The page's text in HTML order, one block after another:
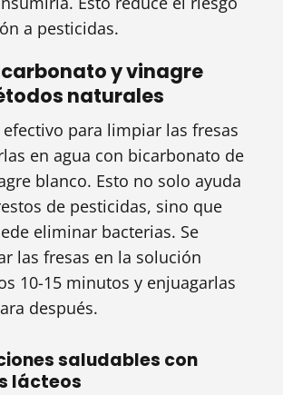
a pesticidas.
y vinagre
naturales
para limpiar las fresas
en agua con bicarbonato de
blanco. Esto no solo ayuda
de pesticidas, sino que
eliminar bacterias. Se
las fresas en la solución
10-15 minutos y enjuagarlas
después.
saludables con
lácteos